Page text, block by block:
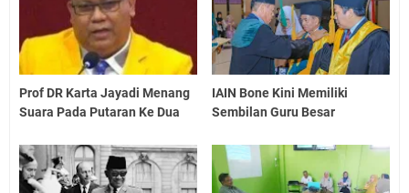
Prof DR Karta Jayadi Menang
Suara Pada Putaran Ke Dua
IAIN Bone Kini Memiliki
Sembilan Guru Besar